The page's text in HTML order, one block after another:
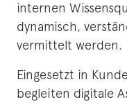
internen
dynamisch,
vermittelt werden.
Eingesetzt in
begleiten digitale